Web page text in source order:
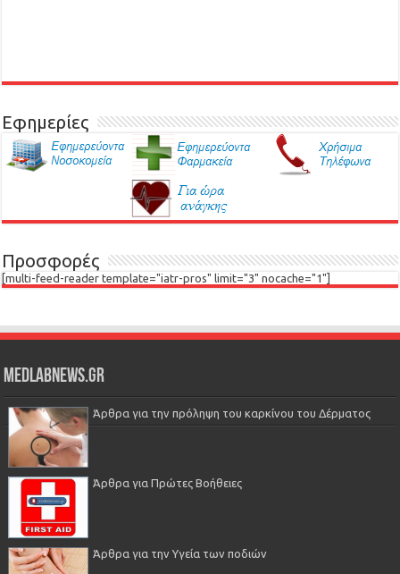
Εφημερίες
Προσφορές
[multi-feed-reader template="iatr-pros" limit="3" nocache="1"]
Medlabnews.gr
Άρθρα για την πρόληψη του καρκίνου του Δέρματος
Άρθρα για Πρώτες Βοήθειες
Άρθρα για την Υγεία των ποδιών